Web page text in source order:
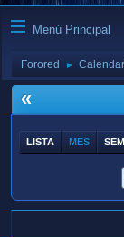
Menú Principal
Forored ►
«
LISTA MES